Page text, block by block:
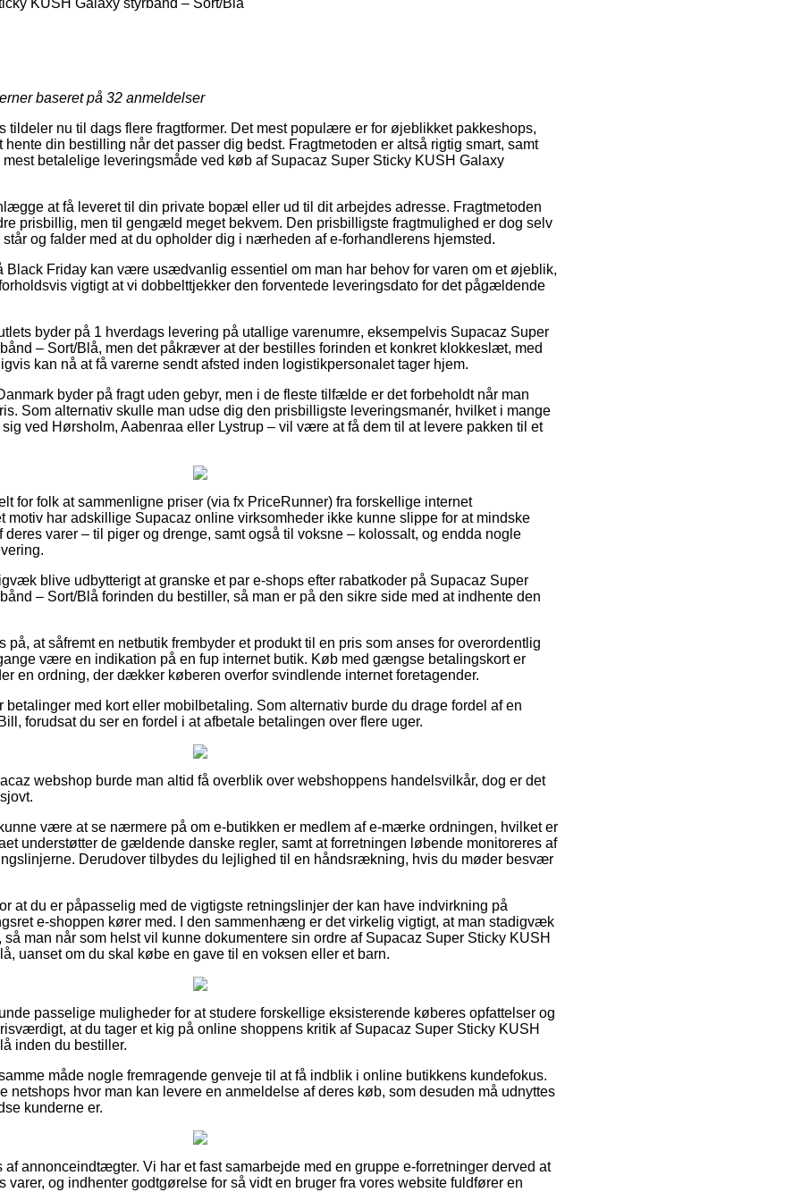
baseret på 32 anmeldelser
tildeler nu til dags flere fragtformer. Det mest populære er for øjeblikket pakkeshops,
hente din bestilling når det passer dig bedst. Fragtmetoden er altså rigtig smart, samt
betalelige leveringsmåde ved køb af Supacaz Super Sticky KUSH Galaxy
at få leveret til din private bopæl eller ud til dit arbejdes adresse. Fragtmetoden
prisbillig, men til gengæld meget bekvem. Den prisbilligste fragtmulighed er dog selv
og falder med at du opholder dig i nærheden af e-forhandlerens hjemsted.
Black Friday kan være usædvanlig essentiel om man har behov for varen om et øjeblik,
vigtigt at vi dobbelttjekker den forventede leveringsdato for det pågældende
byder på 1 hverdags levering på utallige varenumre, eksempelvis Supacaz Super
– Sort/Blå, men det påkræver at der bestilles forinden et konkret klokkeslæt, med
kan nå at få varerne sendt afsted inden logistikpersonalet tager hjem.
byder på fragt uden gebyr, men i de fleste tilfælde er det forbeholdt når man
Som alternativ skulle man udse dig den prisbilligste leveringsmanér, hvilket i mange
ved Hørsholm, Aabenraa eller Lystrup – vil være at få dem til at levere pakken til et
for folk at sammenligne priser (via fx PriceRunner) fra forskellige internet
motiv har adskillige Supacaz online virksomheder ikke kunne slippe for at mindske
varer – til piger og drenge, samt også til voksne – kolossalt, og endda nogle
blive udbytterigt at granske et par e-shops efter rabatkoder på Supacaz Super
– Sort/Blå forinden du bestiller, så man er på den sikre side med at indhente den
at såfremt en netbutik frembyder et produkt til en pris som anses for overordentlig
være en indikation på en fup internet butik. Køb med gængse betalingskort er
en ordning, der dækker køberen overfor svindlende internet foretagender.
betalinger med kort eller mobilbetaling. Som alternativ burde du drage fordel af en
forudsat du ser en fordel i at afbetale betalingen over flere uger.
webshop burde man altid få overblik over webshoppens handelsvilkår, dog er det
være at se nærmere på om e-butikken er medlem af e-mærke ordningen, hvilket er
understøtter de gældende danske regler, samt at forretningen løbende monitoreres af
Derudover tilbydes du lejlighed til en håndsrækning, hvis du møder besvær
at du er påpasselig med de vigtigste retningslinjer der kan have indvirkning på
e-shoppen kører med. I den sammenhæng er det virkelig vigtigt, at man stadigvæk
man når som helst vil kunne dokumentere sin ordre af Supacaz Super Sticky KUSH
uanset om du skal købe en gave til en voksen eller et barn.
passelige muligheder for at studere forskellige eksisterende køberes opfattelser og
at du tager et kig på online shoppens kritik af Supacaz Super Sticky KUSH
inden du bestiller.
måde nogle fremragende genveje til at få indblik i online butikkens kundefokus.
netshops hvor man kan levere en anmeldelse af deres køb, som desuden må udnyttes
kunderne er.
annonceindtægter. Vi har et fast samarbejde med en gruppe e-forretninger derved at
varer, og indhenter godtgørelse for så vidt en bruger fra vores website fuldfører en